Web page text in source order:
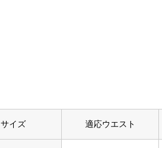
サイズ 適応ウエスト